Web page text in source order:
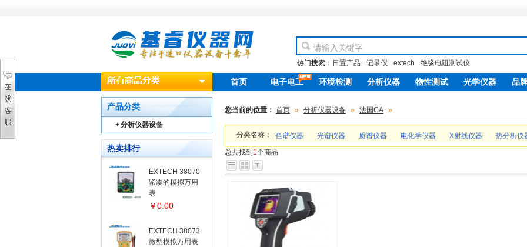
热门搜索： 日置产品 记录仪 extech 绝缘电阻测试仪
首页 电子电工
new
环境检测 分析仪器 物性测试 光学仪器 品
产品分类
+分析仪器设备
热卖排行
EXTECH 38070
紧凑的模拟万用
表
￥0.00
EXTECH 38073
微型模拟万用表
您当前的位置： 首页 » 分析仪器设备 » 法国CA »
分类名称： 色谱仪器 光谱仪器 质谱仪器 电化学仪器 X射线仪器 热分析仪
总共找到 1个商品